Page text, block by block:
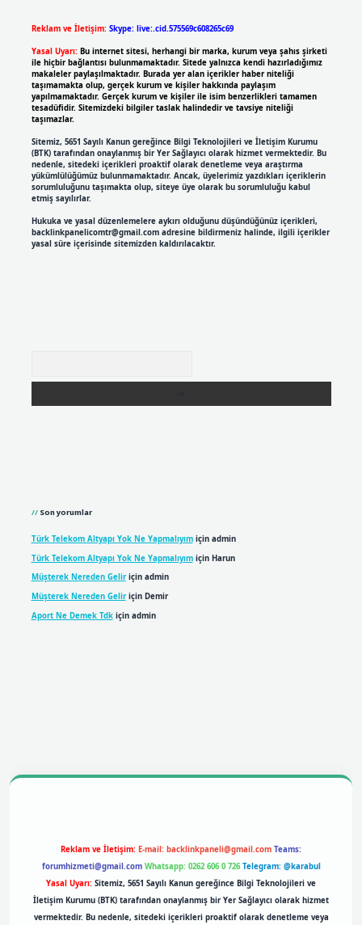
Reklam ve İletişim: Skype: live:.cid.575569c608265c69
Yasal Uyarı: Bu internet sitesi, herhangi bir marka, kurum veya şahıs şirketi
ile hiçbir bağlantısı bulunmamaktadır. Sitede yalnızca kendi hazırladığımız
makaleler paylaşılmaktadır. Burada yer alan içerikler haber niteliği
taşımamakta olup, gerçek kurum ve kişiler hakkında paylaşım
yapılmamaktadır. Gerçek kurum ve kişiler ile isim benzerlikleri tamamen
tesadüfidir. Sitemizdeki bilgiler taslak halindedir ve tavsiye niteliği
taşımazlar.
Sitemiz, 5651 Sayılı Kanun gereğince Bilgi Teknolojileri ve İletişim Kurumu
(BTK) tarafından onaylanmış bir Yer Sağlayıcı olarak hizmet vermektedir. Bu
nedenle, sitedeki içerikleri proaktif olarak denetleme veya araştırma
yükümlülüğümüz bulunmamaktadır. Ancak, üyelerimiz yazdıkları içeriklerin
sorumluluğunu taşımakta olup, siteye üye olarak bu sorumluluğu kabul
etmiş sayılırlar.
Hukuka ve yasal düzenlemelere aykırı olduğunu düşündüğünüz içerikleri,
backlinkpanelicomtr@gmail.comadresine bildirmeniz halinde, ilgili içerikler
yasal süre içerisinde sitemizden kaldırılacaktır.
Son yorumlar
Türk Telekom Altyapı Yok Ne Yapmalıyımiçin admin
Türk Telekom Altyapı Yok Ne Yapmalıyımiçin Harun
Müşterek Nereden Geliriçin admin
Müşterek Nereden Geliriçin Demir
Aport Ne Demek Tdkiçin admin
Reklam ve İletişim: E-mail: backlinkpaneli@gmail.com Teams:
forumhizmeti@gmail.com Whatsapp: 0262 606 0 726 Telegram: @karabul
Yasal Uyarı: Sitemiz, 5651 Sayılı Kanun gereğince Bilgi Teknolojileri ve
İletişim Kurumu (BTK) tarafından onaylanmış bir Yer Sağlayıcı olarak hizmet
vermektedir. Bu nedenle, sitedeki içerikleri proaktif olarak denetleme veya